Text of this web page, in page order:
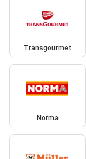
Transgourmet
Norma